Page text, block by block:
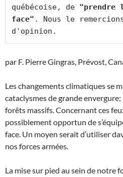
québécoise, de "prendre
face" . Nous le
d'opinion.
par F. Pierre Gingras, Prévost,
Les changements climatiques se
cataclysmes de grande
forêts massifs. Concernant ces
possiblement opportun de
face. Un moyen serait d’utiliser
nos forces armées.
La mise sur pied au sein de notre